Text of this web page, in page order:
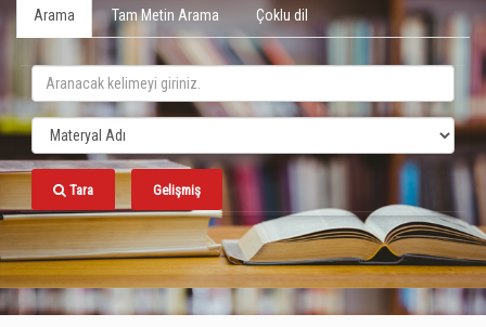
Arama Tam Metin Arama Çoklu dil
Tara Gelişmiş